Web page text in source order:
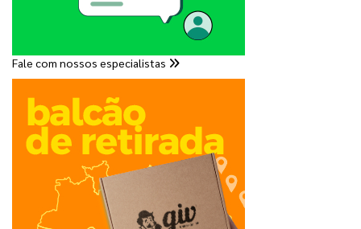
Fale com nossos especialistas